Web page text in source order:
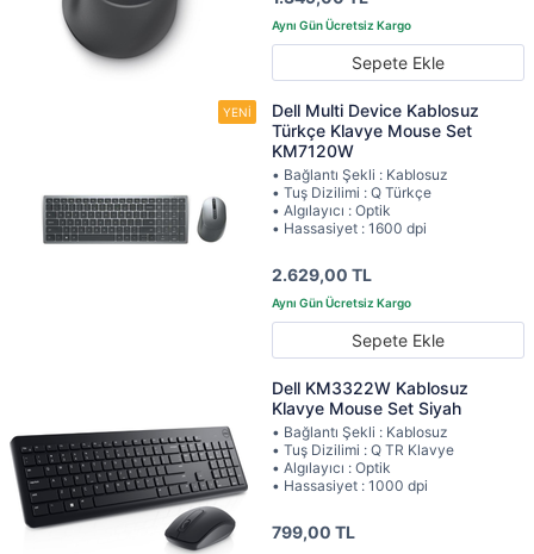
Sepete Ekle
Dell Multi Device Kablosuz
Türkçe Klavye Mouse Set
KM7120W
• Bağlantı Şekli : Kablosuz
• Tuş Dizilimi : Q Türkçe
• Algılayıcı : Optik
• Hassasiyet : 1600 dpi
2.629,00 TL
Sepete Ekle
Dell KM3322W Kablosuz
Klavye Mouse Set Siyah
• Bağlantı Şekli : Kablosuz
• Tuş Dizilimi : Q TR Klavye
• Algılayıcı : Optik
• Hassasiyet : 1000 dpi
799,00 TL